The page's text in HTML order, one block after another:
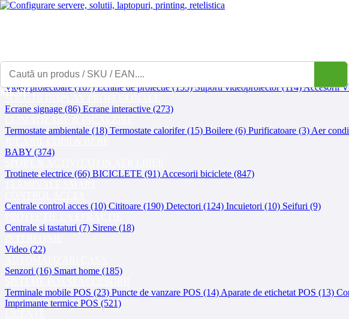
Afisează
VIDEOPROIECTOARE & ACCESORII
Video proiectoare (167)Ecrane de proiectie (155)Suporti videoproiector (114)Accesorii
Ecrane signage (86) Ecrane interactive (273)
Termostate ambientale (18) Termostate calorifer (15) Boilere (6) Purificatoare (3) Aer
BABY (374)
Trotinete electrice (66) BICICLETE (91) Accesorii biciclete (847)
Centrale control acces (10) Cititoare (190) Detectori (124) Incuietori (10) Seifuri (9)
Centrale si tastaturi (7) Sirene (18)
Video (22)
Senzori (16) Smart home (185)
Terminale mobile POS (23) Puncte de vanzare POS (14) Aparate de etichetat POS (13)
Imprimante termice POS (521)
MENU